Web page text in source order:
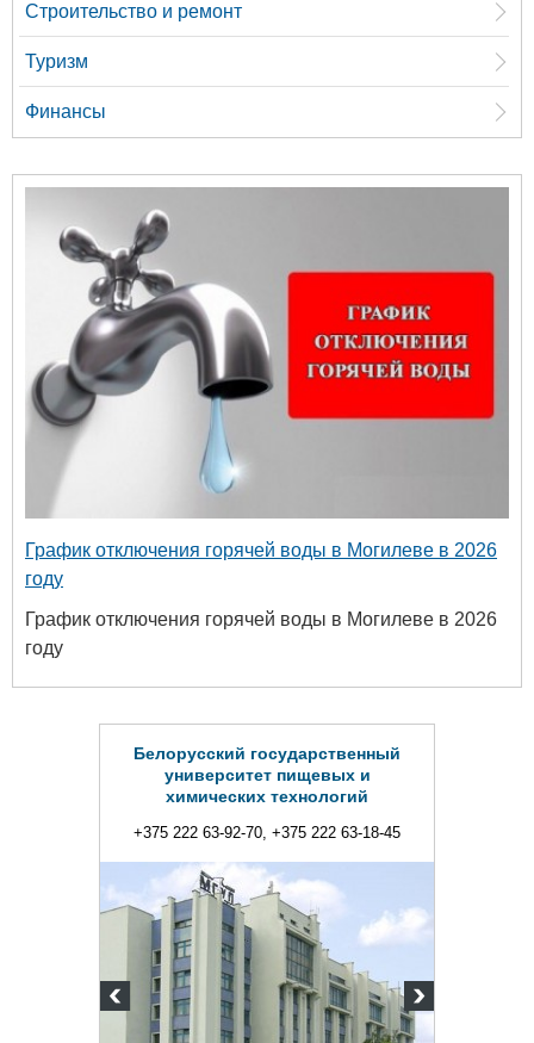
Строительство и ремонт
Туризм
Финансы
График отключения горячей воды в Могилеве в 2026
году
График отключения горячей воды в Могилеве в 2026
году
Белорусский государственный
университет пищевых и
химических технологий
+375 222 63-92-70, +375 222 63-18-45